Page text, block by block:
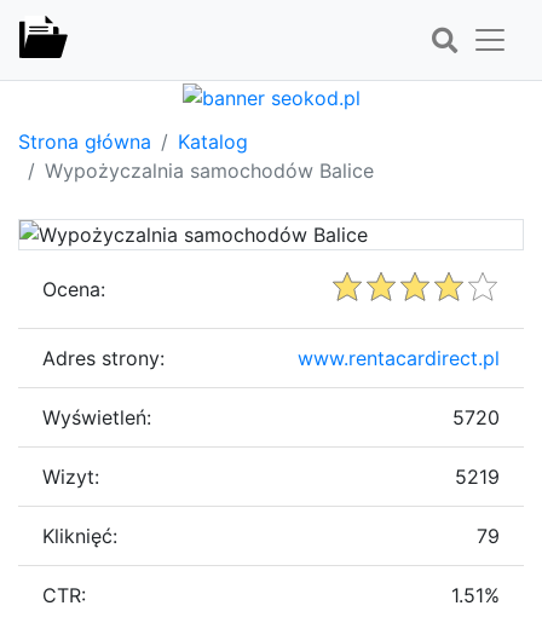
Strona główna
Katalog
Wypożyczalnia samochodów Balice
Ocena:
Adres strony: www.rentacardirect.pl
Wyświetleń: 5720
Wizyt: 5219
Kliknięć: 79
CTR: 1.51%